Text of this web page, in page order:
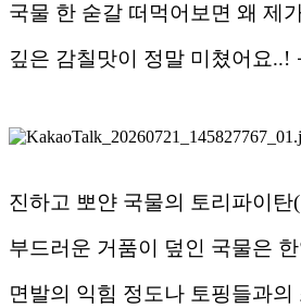
국물 한 숟갈 떠먹어보면 왜 제
깊은 감칠맛이 정말 미쳤어요..!
진하고 뽀얀 국물의 토리파이
부드러운 거품이 덮인 국물은
면발의 익힘 정도나 토핑들과